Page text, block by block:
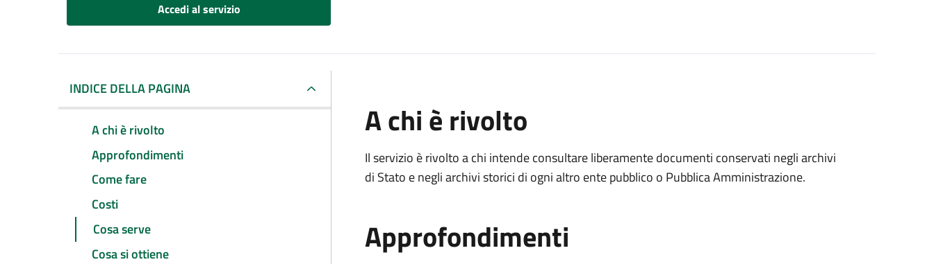
Accedi al servizio
INDICE DELLA PAGINA
A chi è rivolto
Approfondimenti
Come fare
Costi
Cosa serve
Cosa si ottiene
A chi è rivolto
Il servizio è rivolto a chi intende consultare liberamente documenti conservati negli archivi
di Stato e negli archivi storici di ogni altro ente pubblico o Pubblica Amministrazione.
Approfondimenti